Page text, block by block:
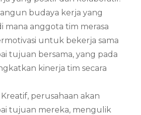
budaya kerja yang
mana anggota tim merasa
untuk bekerja sama
tujuan bersama, yang pada
kinerja tim secara
perusahaan akan
tujuan mereka, mengulik